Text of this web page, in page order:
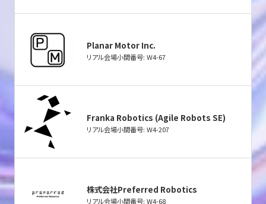
Planar Motor Inc.
リアル会場小間番号: W4-67
Franka Robotics (Agile Robots SE)
リアル会場小間番号: W4-207
株式会社Preferred Robotics
リアル会場小間番号: W4-68